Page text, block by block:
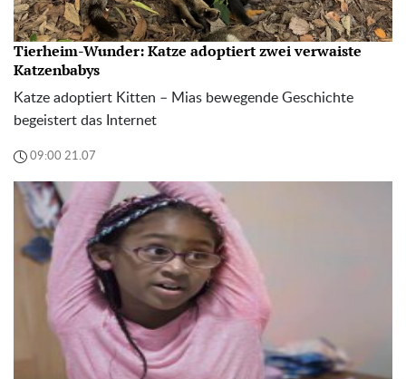
Tierheim-Wunder: Katze adoptiert zwei verwaiste
Katzenbabys
Katze adoptiert Kitten – Mias bewegende Geschichte
begeistert das Internet
09:00 21.07